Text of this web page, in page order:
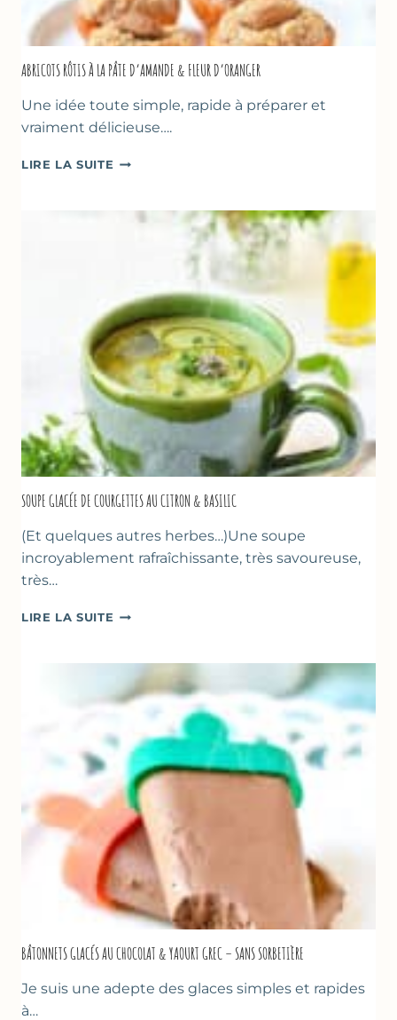
ABRICOTS RÔTIS À LA PÂTE D’AMANDE & FLEUR D’ORANGER
Une idée toute simple, rapide à préparer et
vraiment délicieuse….
LIRE LA SUITE ABRICOTS
D’ORANGER
SOUPE GLACÉE DE COURGETTES AU CITRON & BASILIC
(Et quelques autres herbes…)Une soupe
incroyablement rafraîchissante, très savoureuse,
très…
LIRE LA SUITE SOUPE
COURGETTES
CITRON
BASILIC
BÂTONNETS GLACÉS AU CHOCOLAT & YAOURT GREC – SANS SORBETIÈRE
Je suis une adepte des glaces simples et rapides
à…